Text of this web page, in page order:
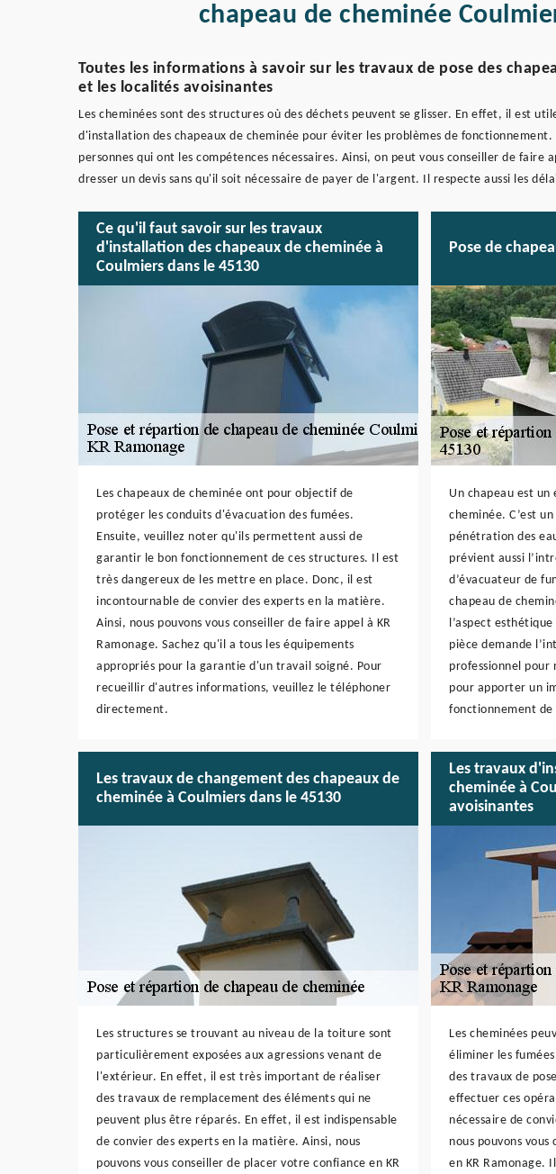
chapeau de cheminée
Toutes les informations à savoir sur les travaux de pose des
et les localités avoisinantes
Les cheminées sont des structures où des déchets peuvent se glisser. En effet, il est
d'installation des chapeaux de cheminée pour éviter les problèmes de
personnes qui ont les compétences nécessaires. Ainsi, on peut vous conseiller de faire
dresser un devis sans qu'il soit nécessaire de payer de l'argent. Il respecte aussi les
Ce qu'il faut savoir sur les travaux
d'installation des chapeaux de cheminée à
Coulmiers dans le 45130
Les chapeaux de cheminée ont pour objectif de
protéger les conduits d'évacuation des fumées.
Ensuite, veuillez noter qu'ils permettent aussi de
garantir le bon fonctionnement de ces structures. Il est
très dangereux de les mettre en place. Donc, il est
incontournable de convier des experts en la matière.
Ainsi, nous pouvons vous conseiller de faire appel à KR
Ramonage. Sachez qu'il a tous les équipements
appropriés pour la garantie d'un travail soigné. Pour
recueillir d'autres informations, veuillez le téléphoner
directement.
Pose de
Un chapeau est
cheminée. C’est
pénétration des
prévient aussi
d’évacuateur de
chapeau de
l’aspect
pièce demande
professionnel pour
pour apporter un
fonctionnement
Les travaux de changement des chapeaux de
cheminée à Coulmiers dans le 45130
Les structures se trouvant au niveau de la toiture sont
particulièrement exposées aux agressions venant de
l'extérieur. En effet, il est très important de réaliser
des travaux de remplacement des éléments qui ne
peuvent plus être réparés. En effet, il est indispensable
de convier des experts en la matière. Ainsi, nous
pouvons vous conseiller de placer votre confiance en KR
Les travaux
cheminée à
avoisinantes
Les cheminées
éliminer les
des travaux de
effectuer ces
nécessaire de
nous pouvons
en KR Ramonage.